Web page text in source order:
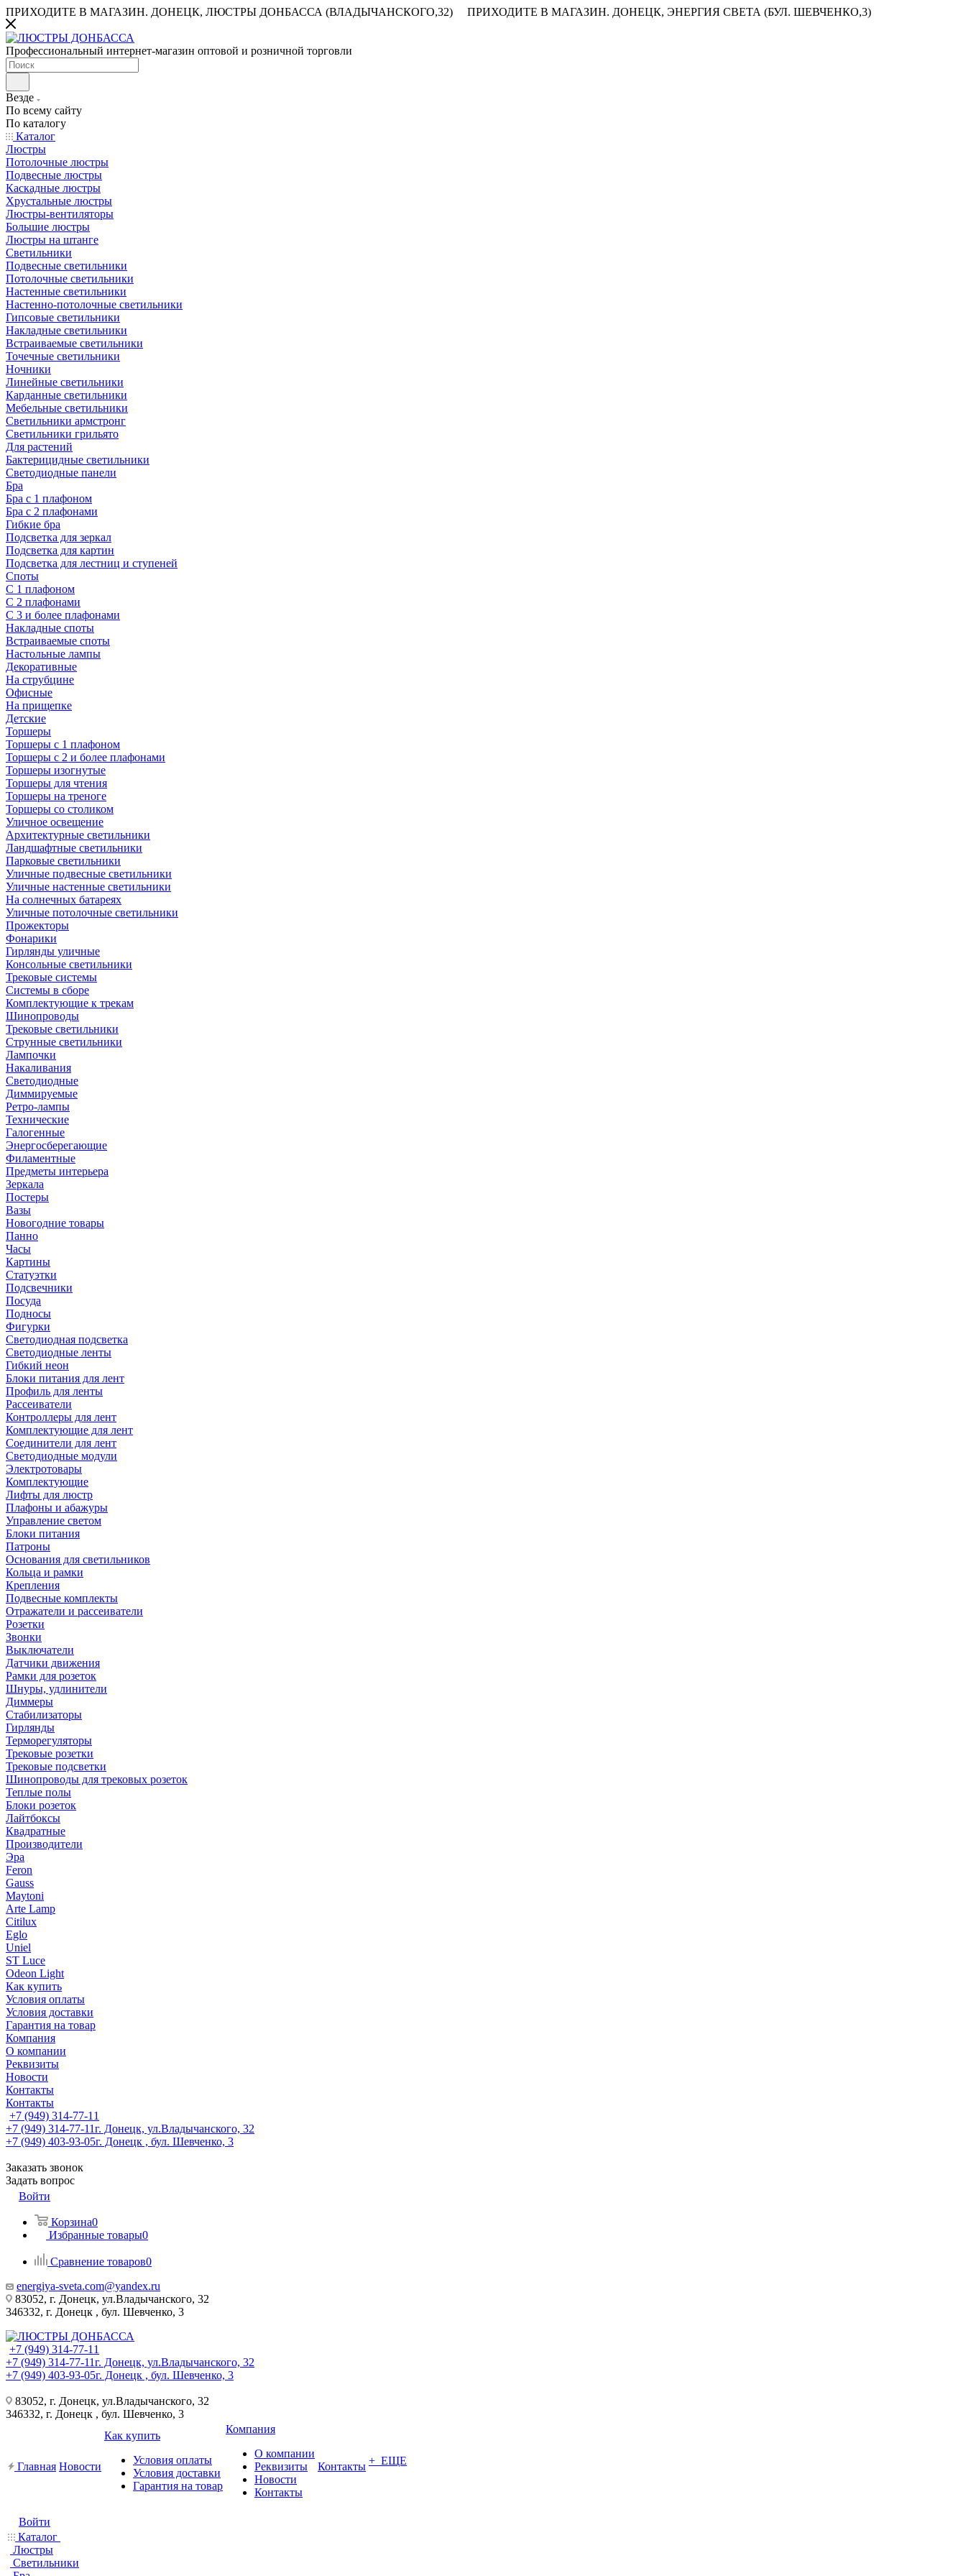
ПРИХОДИТЕ В МАГАЗИН. ДОНЕЦК, ЛЮСТРЫ ДОНБАССА (ВЛАДЫЧАНСКОГО,32) ПРИХОДИТЕ В МАГАЗИН. ДОНЕЦК, ЭНЕРГИЯ СВЕТА (БУЛ. ШЕВЧЕНКО,3)
Профессиональный интернет-магазин оптовой и розничной торговли
Везде
По всему сайту
По каталогу
Каталог
Люстры
Потолочные люстры
Подвесные люстры
Каскадные люстры
Хрустальные люстры
Люстры-вентиляторы
Большие люстры
Люстры на штанге
Светильники
Подвесные светильники
Потолочные светильники
Настенные светильники
Настенно-потолочные светильники
Гипсовые светильники
Накладные светильники
Встраиваемые светильники
Точечные светильники
Ночники
Линейные светильники
Карданные светильники
Мебельные светильники
Светильники армстронг
Светильники грильято
Для растений
Бактерицидные светильники
Светодиодные панели
Бра
Бра с 1 плафоном
Бра с 2 плафонами
Гибкие бра
Подсветка для зеркал
Подсветка для картин
Подсветка для лестниц и ступеней
Споты
С 1 плафоном
С 2 плафонами
С 3 и более плафонами
Накладные споты
Встраиваемые споты
Настольные лампы
Декоративные
На струбцине
Офисные
На прищепке
Детские
Торшеры
Торшеры с 1 плафоном
Торшеры с 2 и более плафонами
Торшеры изогнутые
Торшеры для чтения
Торшеры на треноге
Торшеры со столиком
Уличное освещение
Архитектурные светильники
Ландшафтные светильники
Парковые светильники
Уличные подвесные светильники
Уличные настенные светильники
На солнечных батареях
Уличные потолочные светильники
Прожекторы
Фонарики
Гирлянды уличные
Консольные светильники
Трековые системы
Системы в сборе
Комплектующие к трекам
Шинопроводы
Трековые светильники
Струнные светильники
Лампочки
Накаливания
Светодиодные
Диммируемые
Ретро-лампы
Технические
Галогенные
Энергосберегающие
Филаментные
Предметы интерьера
Зеркала
Постеры
Вазы
Новогодние товары
Панно
Часы
Картины
Статуэтки
Подсвечники
Посуда
Подносы
Фигурки
Светодиодная подсветка
Светодиодные ленты
Гибкий неон
Блоки питания для лент
Профиль для ленты
Рассеиватели
Контроллеры для лент
Комплектующие для лент
Соединители для лент
Светодиодные модули
Электротовары
Комплектующие
Лифты для люстр
Плафоны и абажуры
Управление светом
Блоки питания
Патроны
Основания для светильников
Кольца и рамки
Крепления
Подвесные комплекты
Отражатели и рассеиватели
Розетки
Звонки
Выключатели
Датчики движения
Рамки для розеток
Шнуры, удлинители
Диммеры
Стабилизаторы
Гирлянды
Терморегуляторы
Трековые розетки
Трековые подсветки
Шинопроводы для трековых розеток
Теплые полы
Блоки розеток
Лайтбоксы
Квадратные
Производители
Эра
Feron
Gauss
Maytoni
Arte Lamp
Citilux
Eglo
Uniel
ST Luce
Odeon Light
Как купить
Условия оплаты
Условия доставки
Гарантия на товар
Компания
О компании
Реквизиты
Новости
Контакты
Контакты
+7 (949) 314-77-11
+7 (949) 314-77-11г. Донецк, ул.Владычанского, 32
+7 (949) 403-93-05г. Донецк , бул. Шевченко, 3
Заказать звонок
Задать вопрос
Войти
Корзина0
Избранные товары0
Сравнение товаров0
energiya-sveta.com@yandex.ru
83052, г. Донецк, ул.Владычанского, 32
346332, г. Донецк , бул. Шевченко, 3
+7 (949) 314-77-11
+7 (949) 314-77-11г. Донецк, ул.Владычанского, 32
+7 (949) 403-93-05г. Донецк , бул. Шевченко, 3
83052, г. Донецк, ул.Владычанского, 32
346332, г. Донецк , бул. Шевченко, 3
Главная Новости
Как купить
Условия оплаты
Условия доставки
Гарантия на товар
Компания
О компании
Реквизиты
Новости
Контакты
Контакты + ЕЩЕ
Войти
Каталог
Люстры
Светильники